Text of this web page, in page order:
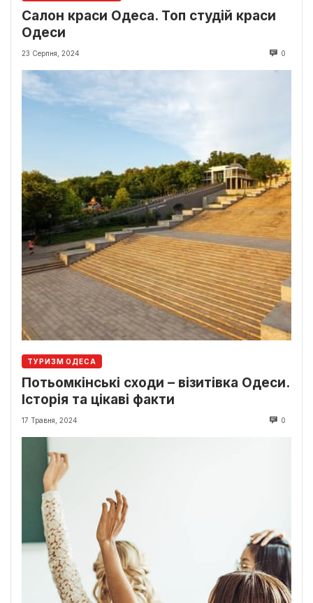
Салон краси Одеса. Топ студій краси
Одеси
23 Серпня, 2024 0
ТУРИЗМ ОДЕСА
Потьомкінські сходи – візитівка Одеси.
Історія та цікаві факти
17 Травня, 2024 0